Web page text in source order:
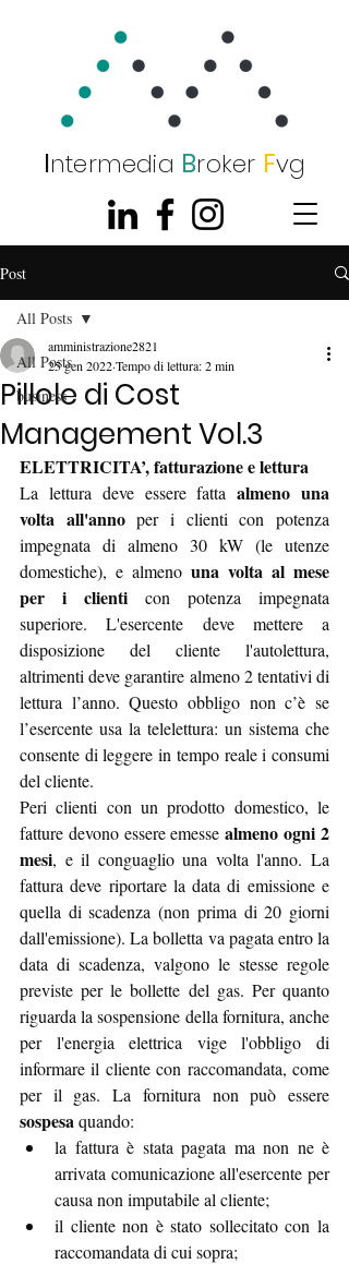
Intermedia Broker Fvg
Post
All Posts
business
All Posts
Pillole di Cost
Management Vol.3
amministrazione2821
25 gen 2022Tempo di lettura: 2 min
ELETTRICITA’, fatturazione e lettura
La lettura deve essere fatta almeno una
volta all'anno per i clienti con potenza
impegnata di almeno 30 kW (le utenze
domestiche), e almeno una volta al mese
per i clienti con potenza impegnata
superiore. L'esercente deve mettere a
disposizione del cliente l'autolettura,
altrimenti deve garantire almeno 2 tentativi di
lettura l’anno. Questo obbligo non c’è se
l’esercente usa la telelettura: un sistema che
consente di leggere in tempo reale i consumi
del cliente.
Peri clienti con un prodotto domestico, le
fatture devono essere emesse almeno ogni 2
mesi, e il conguaglio una volta l'anno. La
fattura deve riportare la data di emissione e
quella di scadenza (non prima di 20 giorni
dall'emissione). La bolletta va pagata entro la
data di scadenza, valgono le stesse regole
previste per le bollette del gas. Per quanto
riguarda la sospensione della fornitura, anche
per l'energia elettrica vige l'obbligo di
informare il cliente con raccomandata, come
sospesa quando:
la fattura è stata pagata ma non ne è
arrivata comunicazione all'esercente per
causa non imputabile al cliente;
il cliente non è stato sollecitato con la
raccomandata di cui sopra;